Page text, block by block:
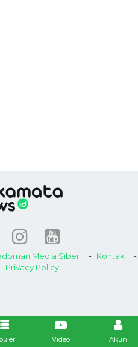
Video Akun
Media Siber
Kontak
Privacy Policy